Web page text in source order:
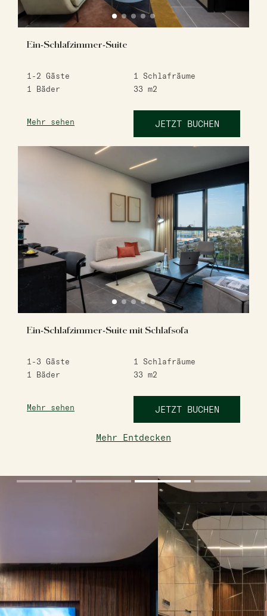
Ein-Schlafzimmer-Suite
1-2 Gäste 1
Schlafräume
1
Bäder 33 m2
Mehr sehen JETZT BUCHEN
Ein-Schlafzimmer-Suite mit Schlafsofa
1-3 Gäste 1
Schlafräume
1
Bäder 33 m2
Mehr sehen JETZT BUCHEN
Mehr Entdecken